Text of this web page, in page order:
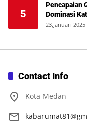
5
Pencapaian
Dominasi
23,Januari 2025
Contact Info
Kota Medan